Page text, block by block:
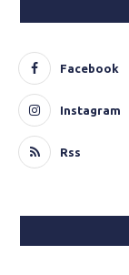
Facebook
Instagram
Rss